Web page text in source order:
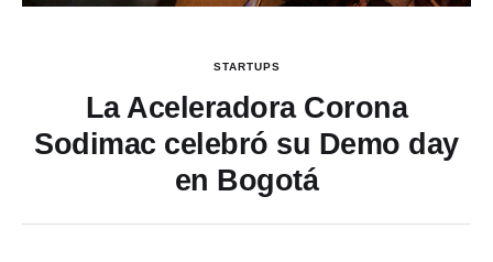
STARTUPS
La Aceleradora Corona
Sodimac celebró su Demo day
en Bogotá